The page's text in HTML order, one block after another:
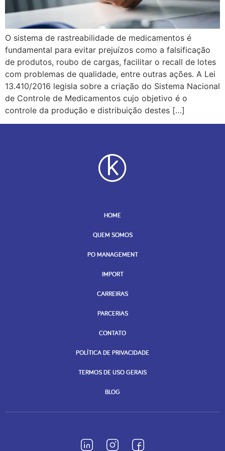
O sistema de rastreabilidade de medicamentos é
fundamental para evitar prejuízos como a falsificação
de produtos, roubo de cargas, facilitar o recall de lotes
com problemas de qualidade, entre outras ações. A Lei
13.410/2016 legisla sobre a criação do Sistema Nacional
de Controle de Medicamentos cujo objetivo é o
controle da produção e distribuição destes […]
HOME
QUEM SOMOS
PO MANAGEMENT
IMPORT
CARREIRAS
PARCERIAS
CONTATO
POLÍTICA DE PRIVACIDADE
TERMOS DE USO GERAIS
BLOG